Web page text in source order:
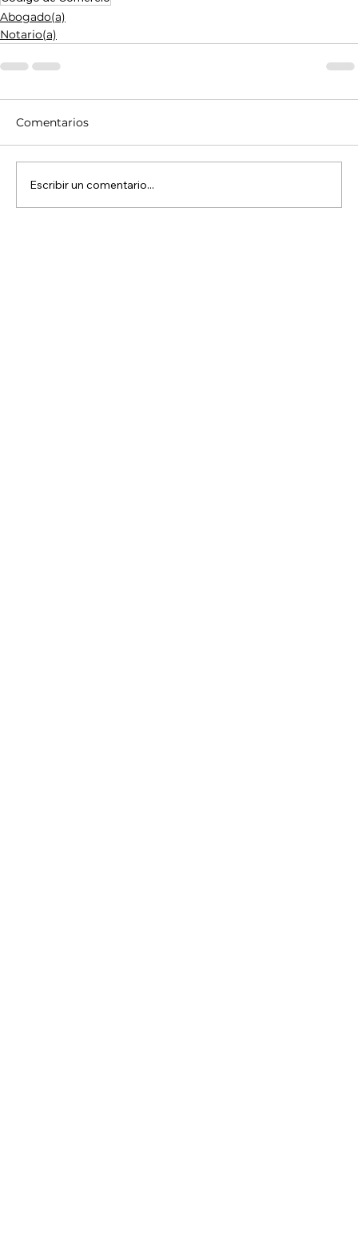
Abogado(a)
Notario(a)
Comentarios
Escribir un comentario...